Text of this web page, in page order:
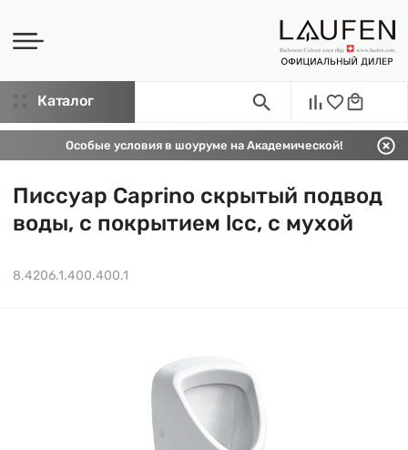
Каталог
Особые условия в шоуруме на Академической!
Писсуар Caprino скрытый подвод
воды, c покрытием lcc, с мухой
8.4206.1.400.400.1